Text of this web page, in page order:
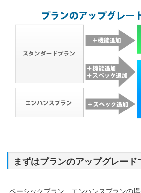
まずはプランのアップグレード
ベーシックプラン、エンハンスプランの